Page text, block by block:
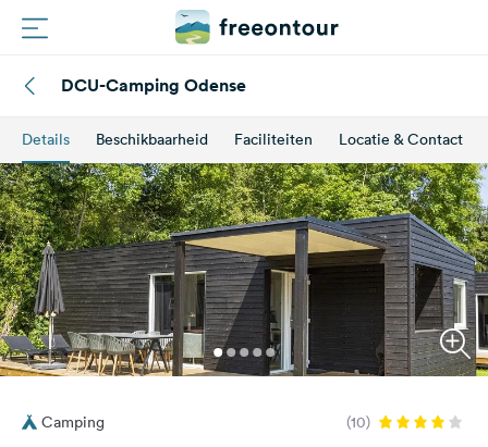
Campings
Magazine
Partners
Registreren
Inloggen
DCU-Camping Odense
Details Beschikbaarheid Faciliteiten Locatie & Contact
Camping (10)